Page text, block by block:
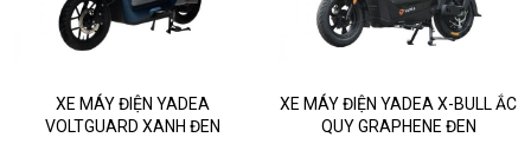
XE MÁY ĐIỆN YADEA
VOLTGUARD XANH ĐEN
XE MÁY ĐIỆN YADEA X-BULL ẮC
QUY GRAPHENE ĐEN